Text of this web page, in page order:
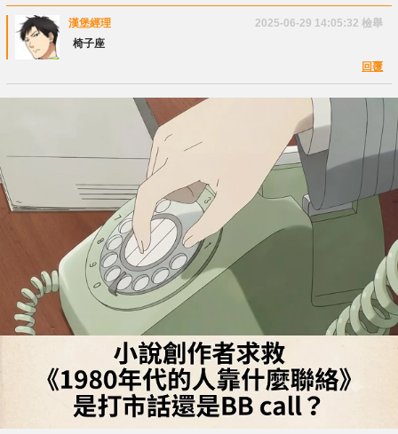
漢堡經理 2025-06-29 14:05:32 檢舉
椅子座
回覆